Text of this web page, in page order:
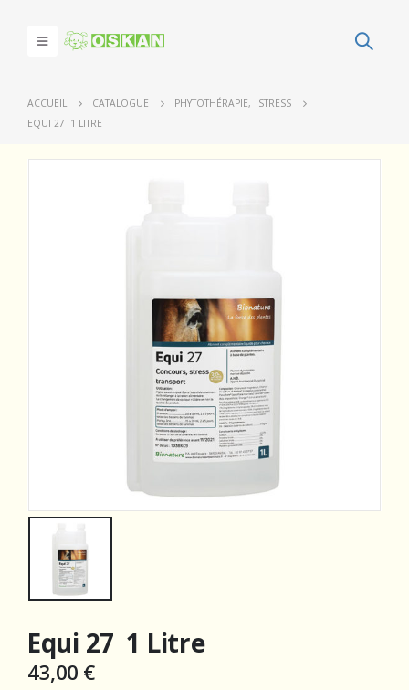
ACCUEIL CATALOGUE PHYTOTHÉRAPIE,
STRESS
EQUI 27 1 LITRE
Equi 27 1 Litre
43,00 €